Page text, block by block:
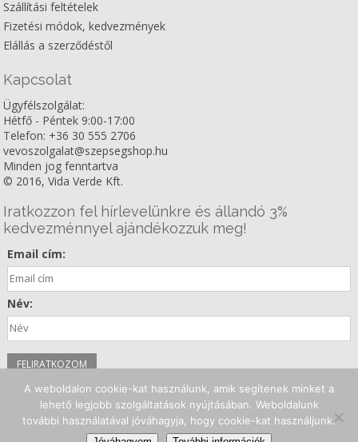
Szállítási feltételek
Fizetési módok, kedvezmények
Elállás a szerződéstől
Kapcsolat
Ügyfélszolgálat:
Hétfő - Péntek 9:00-17:00
Telefon: +36 30 555 2706
vevoszolgalat@szepsegshop.hu
Minden jog fenntartva
© 2016, Vida Verde Kft.
Iratkozzon fel hírlevelünkre és állandó 3%
kedvezménnyel ajándékozzuk meg!
Email cím:
Név:
Kövessen minket!
Facebook Instagram Youtube
A weboldalon cookie-kat használunk, amik segítenek minket a
lehető legjobb szolgáltatások nyújtásában. Weboldalunk
további használatával jóváhagyja, hogy cookie-kat használjunk.